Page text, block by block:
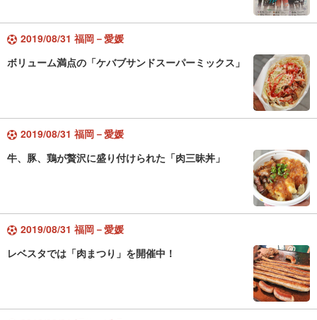
2019/08/31 福岡－愛媛
ボリューム満点の「ケバブサンドスーパーミックス」
2019/08/31 福岡－愛媛
牛、豚、鶏が贅沢に盛り付けられた「肉三昧丼」
2019/08/31 福岡－愛媛
レベスタでは「肉まつり」を開催中！